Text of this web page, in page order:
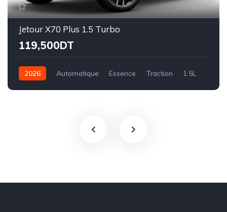
1
Jetour X70 Plus 1.5 Turbo
119,500DT
2026 Automatique Essence Traction 1.5L